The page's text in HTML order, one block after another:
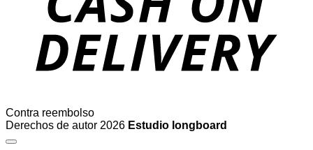
Contra reembolso
Derechos de autor 2026 Estudio longboard